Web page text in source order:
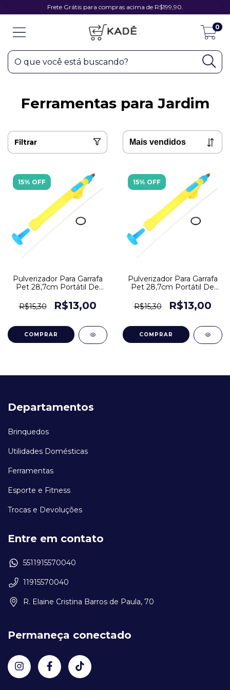
Frete Grátis para compras acima de R$199,90.
0
Ferramentas para Jardim
Filtrar
15% OFF
Pulverizador Para Garrafa
Pet 28,7cm Portátil De
R$15,30
R$13,00
15% OFF
Pulverizador Para Garrafa
Pet 28,7cm Portátil De
R$15,30
R$13,00
Departamentos
Brinquedos
Utilidades Domésticas
Ferramentas
Esporte e Fitness
Trocas e Devoluções
Entre em contato
5511915570040
11915570040
R. Elaine Cristina Barros de Paula, 70
Permaneça conectado